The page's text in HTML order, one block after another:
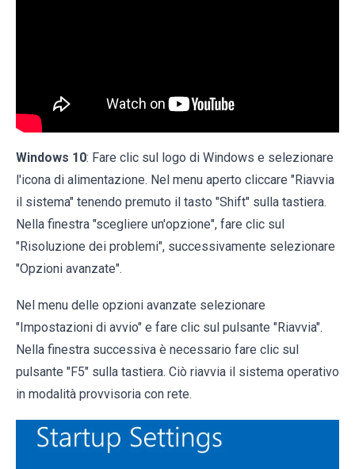
Windows 10: Fare clic sul logo di Windows e selezionare
l'icona di alimentazione. Nel menu aperto cliccare "Riavvia
il sistema" tenendo premuto il tasto "Shift" sulla tastiera.
Nella finestra "scegliere un'opzione", fare clic sul
"Risoluzione dei problemi", successivamente selezionare
"Opzioni avanzate".
Nel menu delle opzioni avanzate selezionare
"Impostazioni di avvio" e fare clic sul pulsante "Riavvia".
Nella finestra successiva è necessario fare clic sul
pulsante "F5" sulla tastiera. Ciò riavvia il sistema operativo
in modalità provvisoria con rete.